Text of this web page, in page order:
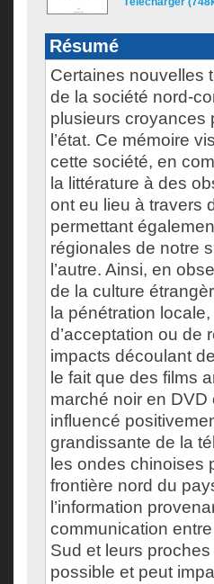
Résumé
Certaines nouvelles
de la société nord-
plusieurs croyances
l’état. Ce mémoire
cette société, en
la littérature à des
ont eu lieu à travers
permettant
régionales de notre
l’autre. Ainsi, en
de la culture
la pénétration
d’acceptation ou de
impacts découlant
le fait que des films
marché noir en
influencé
grandissante de la
les ondes chinoises
frontière nord du
l’information
communication
Sud et leurs
possible et peut